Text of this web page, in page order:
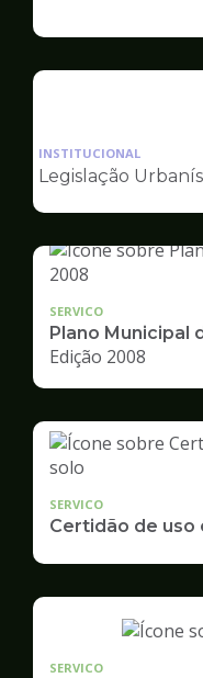
INSTITUCIONAL
Legislação
SERVICO
Plano Municipal
Edição 2008
SERVICO
Certidão de uso
SERVICO